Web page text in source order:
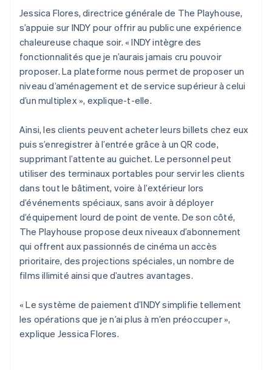
Jessica Flores, directrice générale de The Playhouse,
s’appuie sur INDY pour offrir au public une expérience
chaleureuse chaque soir. « INDY intègre des
fonctionnalités que je n’aurais jamais cru pouvoir
proposer. La plateforme nous permet de proposer un
niveau d’aménagement et de service supérieur à celui
d’un multiplex », explique-t-elle.
Ainsi, les clients peuvent acheter leurs billets chez eux
puis s’enregistrer à l’entrée grâce à un QR code,
supprimant l’attente au guichet. Le personnel peut
utiliser des terminaux portables pour servir les clients
dans tout le bâtiment, voire à l’extérieur lors
d’événements spéciaux, sans avoir à déployer
d’équipement lourd de point de vente. De son côté,
The Playhouse propose deux niveaux d’abonnement
qui offrent aux passionnés de cinéma un accès
prioritaire, des projections spéciales, un nombre de
films illimité ainsi que d’autres avantages.
« Le système de paiement d’INDY simplifie tellement
les opérations que je n’ai plus à m’en préoccuper »,
explique Jessica Flores.